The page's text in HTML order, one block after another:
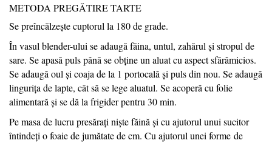
METODA PREGĂTIRE TARTE
Se preîncălzește cuptorul la 180 de grade.
În vasul blender-ului se adaugă făina, untul, zahărul și stropul de
sare. Se apasă puls până se obține un aluat cu aspect sfărâmicios.
Se adaugă oul și coaja de la 1 portocală și puls din nou. Se adaugă
lingurița de lapte, cât să se lege aluatul. Se acoperă cu folie
alimentară și se dă la frigider pentru 30 min.
Pe masa de lucru presărați niște făină și cu ajutorul unui sucitor
întindeți o foaie de jumătate de cm. Cu ajutorul unei forme de